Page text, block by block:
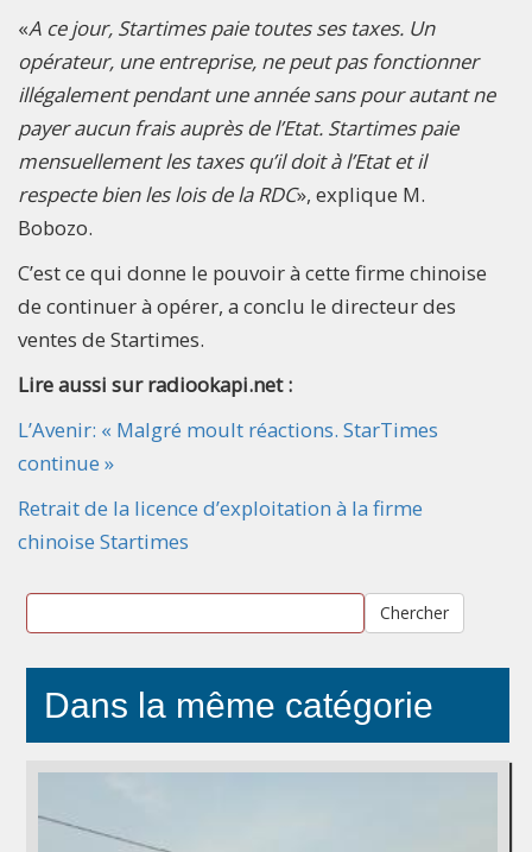
«A ce jour, Startimes paie toutes ses taxes. Un
opérateur, une entreprise, ne peut pas fonctionner
illégalement pendant une année sans pour autant ne
payer aucun frais auprès de l’Etat. Startimes paie
mensuellement les taxes qu’il doit à l’Etat et il
respecte bien les lois de la RDC», explique M.
Bobozo.
C’est ce qui donne le pouvoir à cette firme chinoise
de continuer à opérer, a conclu le directeur des
ventes de Startimes.
Lire aussi sur radiookapi.net :
L’Avenir: « Malgré moult réactions. StarTimes
continue »
Retrait de la licence d’exploitation à la firme
chinoise Startimes
Chercher
Dans la même catégorie